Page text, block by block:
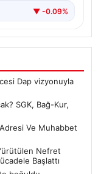
▼ -0.09%
Dap vizyonuyla
SGK, Bağ-Kur,
Ve Muhabbet
Nefret
Başlattı